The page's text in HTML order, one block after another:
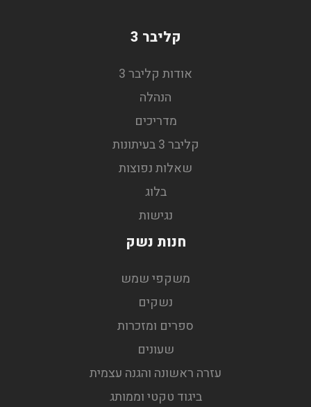
קליבר 3
אודות קליבר 3
הנהלה
מדריכים
קליבר 3 בעיתונות
שאלות נפוצות
בלוג
נגישות
חנות נשק
משקפי שמש
נשקים
ספרים ומזכרות
שעונים
עזרה ראשונה והגנה עצמית
ביגוד טקטי וממותג